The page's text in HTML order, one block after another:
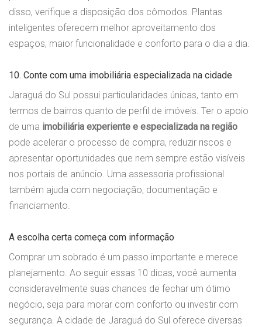
disso, verifique a disposição dos cômodos. Plantas
inteligentes oferecem melhor aproveitamento dos
espaços, maior funcionalidade e conforto para o dia a dia.
10. Conte com uma imobiliária especializada na cidade
Jaraguá do Sul possui particularidades únicas, tanto em
termos de bairros quanto de perfil de imóveis. Ter o apoio
de uma imobiliária experiente e especializada na região
pode acelerar o processo de compra, reduzir riscos e
apresentar oportunidades que nem sempre estão visíveis
nos portais de anúncio. Uma assessoria profissional
também ajuda com negociação, documentação e
financiamento.
A escolha certa começa com informação
Comprar um sobrado é um passo importante e merece
planejamento. Ao seguir essas 10 dicas, você aumenta
consideravelmente suas chances de fechar um ótimo
negócio, seja para morar com conforto ou investir com
segurança. A cidade de Jaraguá do Sul oferece diversas